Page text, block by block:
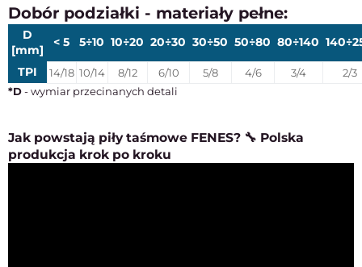
Dobór podziałki - materiały pełne:
D
[mm]
< 5 5÷10 10÷20 20÷30 30÷50 50÷80 80÷140
TPI 14/18 10/14 8/12 6/10 5/8 4/6 3/4
2/3
*D- wymiar przecinanych detali
Jak powstają piły taśmowe FENES? 🔧 Polska
produkcja krok po kroku